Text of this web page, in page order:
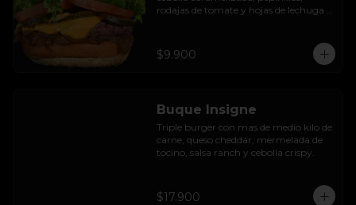
rodajas de tomate y hojas de lechuga
$9.900
Buque Insigne
Triple burger con mas de medio kilo de
carne, queso cheddar, mermelada de
tocino, salsa ranch y cebolla crispy.
$17.900